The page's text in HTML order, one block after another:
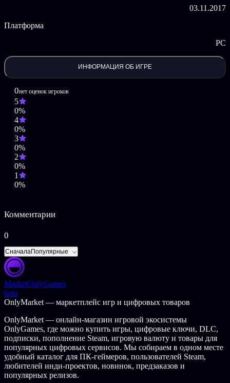
03.11.2017
Платформа
PC
ИНФОРМАЦИЯ ОБ ИГРЕ
0нет оценок игроков
5
0%
4
0%
3
0%
2
0%
1
0%
Комментарии
0
СначалаПопулярные
MarketOnlyGames
beta
OnlyMarket — маркетплейс игр и цифровых товаров
OnlyMarket — онлайн-магазин игровой экосистемы
OnlyGames, где можно купить игры, цифровые ключи, DLC,
подписки, пополнение Steam, игровую валюту и товары для
популярных цифровых сервисов. Мы собираем в одном месте
удобный каталог для ПК-геймеров, пользователей Steam,
любителей инди-проектов, новинок, предзаказов и
популярных релизов.